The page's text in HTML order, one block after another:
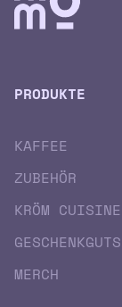
PRODUKTE
KAFFEE
ZUBEHÖR
KRÖM CUISINE
MERCH